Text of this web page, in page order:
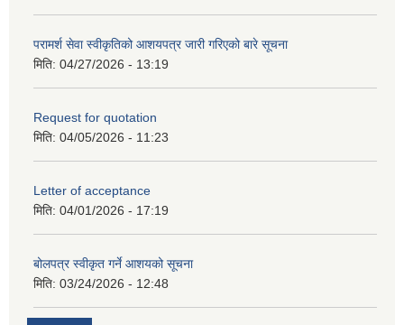
परामर्श सेवा स्वीकृतिको आशयपत्र जारी गरिएको बारे सूचना
मिति: 04/27/2026 - 13:19
Request for quotation
मिति: 04/05/2026 - 11:23
Letter of acceptance
मिति: 04/01/2026 - 17:19
बोलपत्र स्वीकृत गर्ने आशयको सूचना
मिति: 03/24/2026 - 12:48